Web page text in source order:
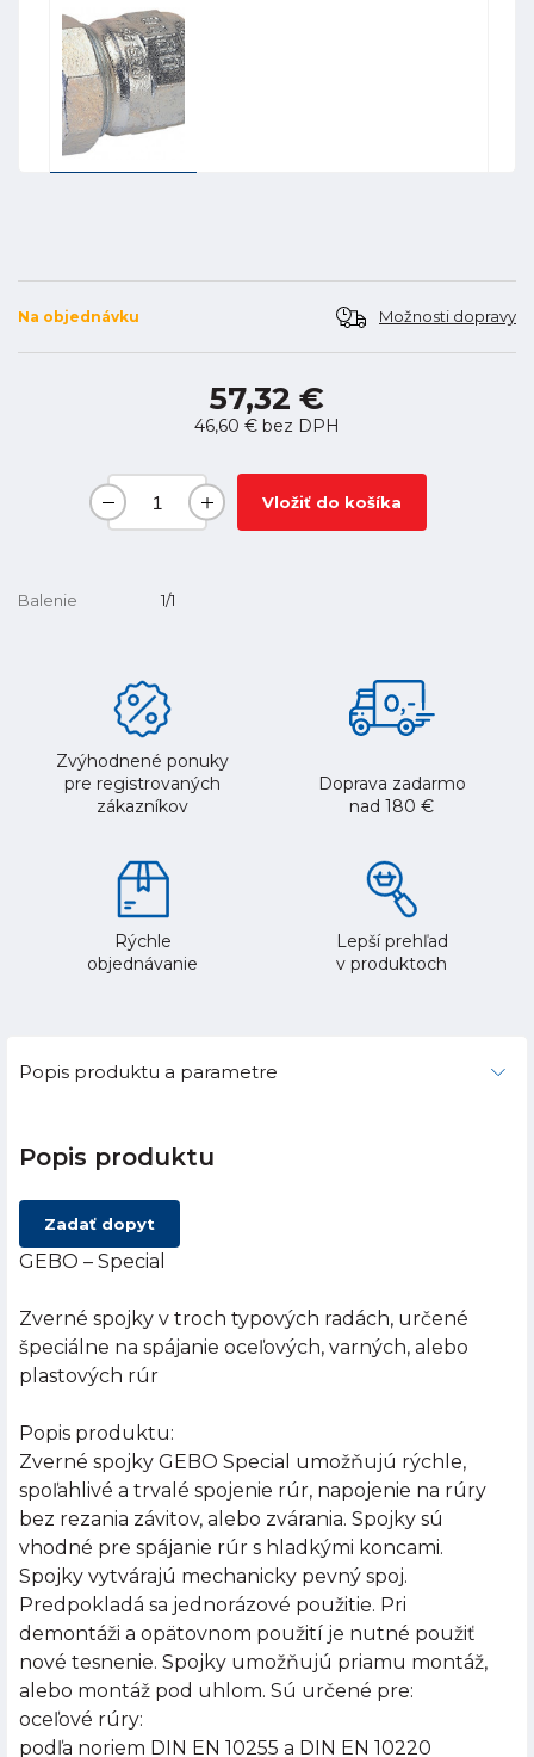
Na objednávku Možnosti dopravy
57,32 €
46,60 € bez DPH
Vložiť do košíka
Balenie 1/1
Zvýhodnené ponuky
pre registrovaných
zákazníkov
Doprava zadarmo
nad 180 €
Rýchle
objednávanie
Lepší prehľad
v produktoch
Popis produktu a parametre
Popis produktu
Zadať dopyt
GEBO – Special
Zverné spojky v troch typových radách, určené
špeciálne na spájanie oceľových, varných, alebo
plastových rúr
Popis produktu:
Zverné spojky GEBO Special umožňujú rýchle,
spoľahlivé a trvalé spojenie rúr, napojenie na rúry
bez rezania závitov, alebo zvárania. Spojky sú
vhodné pre spájanie rúr s hladkými koncami.
Spojky vytvárajú mechanicky pevný spoj.
Predpokladá sa jednorázové použitie. Pri
demontáži a opätovnom použití je nutné použiť
nové tesnenie. Spojky umožňujú priamu montáž,
alebo montáž pod uhlom. Sú určené pre:
oceľové rúry:
podľa noriem DIN EN 10255 a DIN EN 10220